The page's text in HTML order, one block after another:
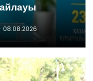
08.08.2026